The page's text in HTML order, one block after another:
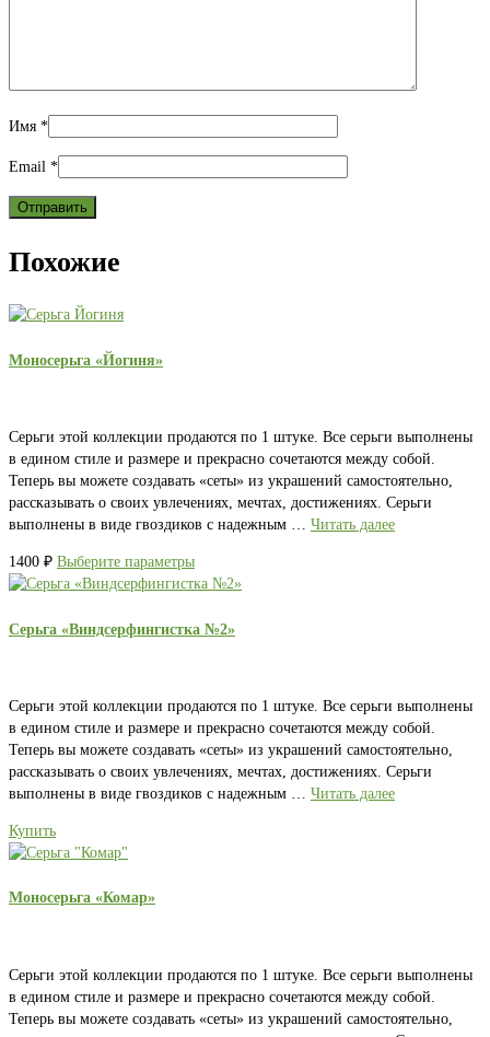
Имя *
Email *
Похожие
Моносерьга «Йогиня»
Серьги этой коллекции продаются по 1 штуке. Все серьги выполнены
в едином стиле и размере и прекрасно сочетаются между собой.
Теперь вы можете создавать «сеты» из украшений самостоятельно,
рассказывать о своих увлечениях, мечтах, достижениях. Серьги
выполнены в виде гвоздиков с надежным … Читать далее
1400 ₽ Выберите параметры
Серьга «Виндсерфингистка №2»
Серьги этой коллекции продаются по 1 штуке. Все серьги выполнены
в едином стиле и размере и прекрасно сочетаются между собой.
Теперь вы можете создавать «сеты» из украшений самостоятельно,
рассказывать о своих увлечениях, мечтах, достижениях. Серьги
выполнены в виде гвоздиков с надежным … Читать далее
Купить
Моносерьга «Комар»
Серьги этой коллекции продаются по 1 штуке. Все серьги выполнены
в едином стиле и размере и прекрасно сочетаются между собой.
Теперь вы можете создавать «сеты» из украшений самостоятельно,